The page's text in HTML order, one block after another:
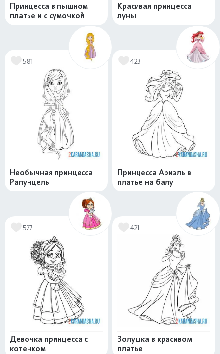
Принцесса в пышном
платье и с сумочкой
Красивая принцесса
луны
581
Необычная принцесса
Рапунцель
423
Принцесса Ариэль в
платье на балу
527
Девочка принцесса с
котенком
421
Золушка в красивом
платье